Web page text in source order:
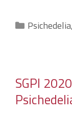
Categorie
Psichedelia,
SGPI